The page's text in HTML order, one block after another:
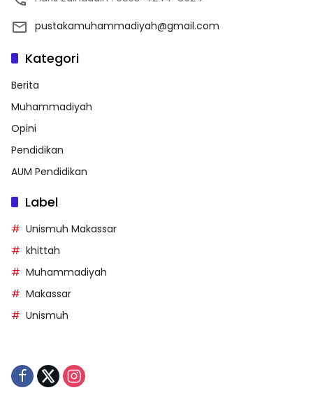
pustakamuhammadiyah@gmail.com
Kategori
Berita
Muhammadiyah
Opini
Pendidikan
AUM Pendidikan
Label
Unismuh Makassar
khittah
Muhammadiyah
Makassar
Unismuh